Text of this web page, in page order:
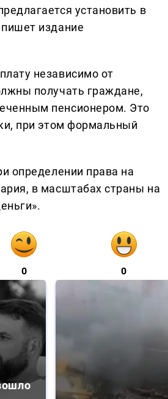
установить в
издание
независимо от
получать граждане,
пенсионером. Это
при этом формальный
определении права на
в масштабах страны на
0 0